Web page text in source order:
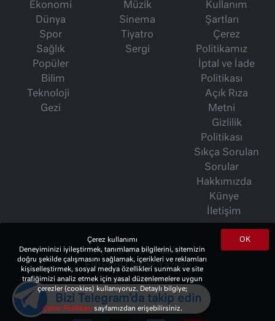
Ekonomi
Dünya
Spor
Sağlık
Popüler
Bilim
Teknoloji
Gezi
Müzik
Sinema
Tiyatro
Sergi
Kullanım
Şartları
Çerez
Politikamız
İptal ve İade
Politikası
Açık Rıza
Metni
Gizlilik
Politikası
Sıkça Sorulan
Sorular
Hakkımızda
Künye
İletişim
İsmet Berkan Yazıları
Ertuğrul Özkök Yazıları
Haftalık Gazete
OK
Çerez kullanımı
Deneyiminizi iyileştirmek, tanımlama bilgilerini, sitemizin
doğru şekilde çalışmasını sağlamak, içerikleri ve reklamları
kişiselleştirmek, sosyal medya özellikleri sunmak ve site
trafiğimizi analiz etmek için yasal düzenlemelere uygun
çerezler (cookies) kullanıyoruz. Detaylı bilgiye;
Çerez Politikasısayfamızdan erişebilirsiniz.
Bizi Telegram'da takip edin